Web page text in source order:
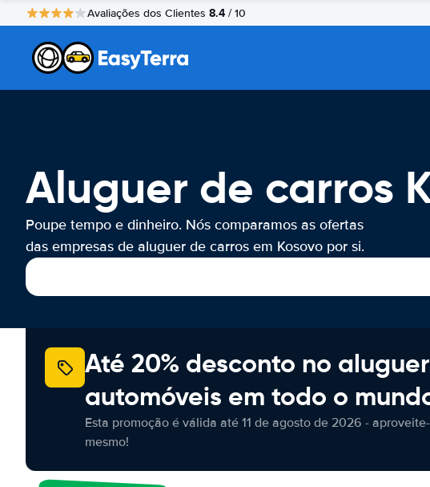
Avaliações dos Clientes 8.4 / 10
Aluguer de carros
Poupe tempo e dinheiro. Nós comparamos as ofertas
das empresas de aluguer de carros em Kosovo por si.
Até 20% desconto no
automóveis em todo o
Esta promoção é válida até 11 de agosto de 2026 -
mesmo!